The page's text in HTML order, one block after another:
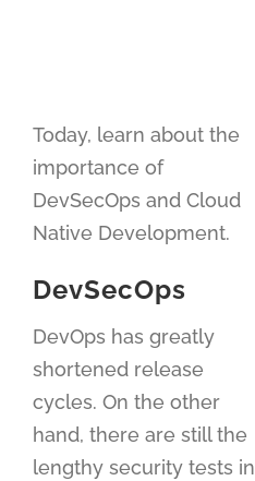
Today, learn about the
importance of
DevSecOps and Cloud
Native Development.
DevSecOps
DevOps has greatly
shortened release
cycles. On the other
hand, there are still the
lengthy security tests in